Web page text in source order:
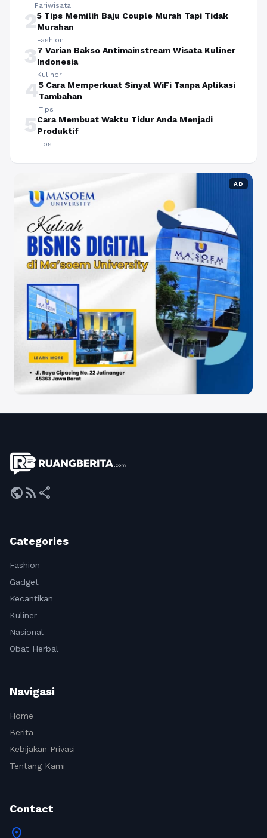
Pariwisata
25 Tips Memilih Baju Couple Murah Tapi Tidak
Murahan
Fashion
37 Varian Bakso Antimainstream Wisata Kuliner
Indonesia
Kuliner
45 Cara Memperkuat Sinyal WiFi Tanpa Aplikasi
Tambahan
Tips
5Cara Membuat Waktu Tidur Anda Menjadi
Produktif
Tips
AD
publicrss_feed share
Categories
Fashion
Gadget
Kecantikan
Kuliner
Nasional
Obat Herbal
Navigasi
Home
Berita
Kebijakan Privasi
Tentang Kami
Contact
location_on